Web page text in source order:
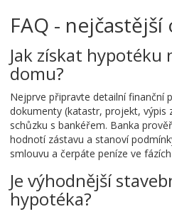
FAQ - nejčastější
Jak získat hypotéku
domu?
Nejprve připravte detailní finanční
dokumenty (katastr, projekt, výpis
schůzku s bankéřem. Banka
hodnotí zástavu a stanoví
smlouvu a čerpáte peníze ve
Je výhodnější
hypotéka?